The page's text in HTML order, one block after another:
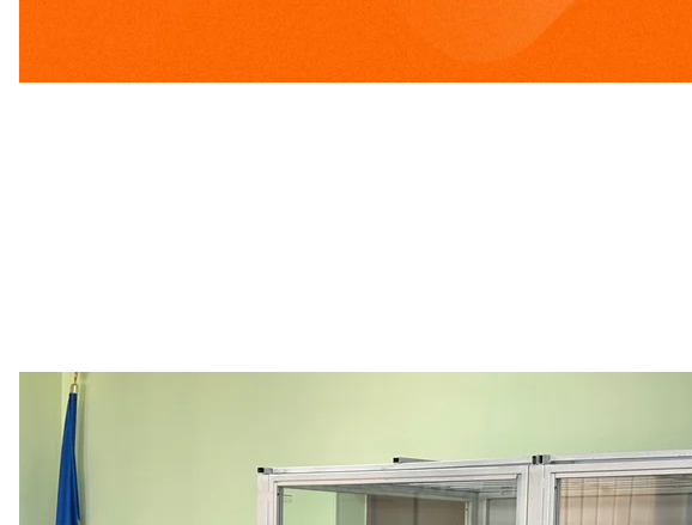
Андрей Ермак (справа) и его адвокат Игорь Фомин в зале ВАКС,